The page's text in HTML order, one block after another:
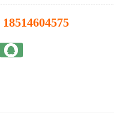
18514604575